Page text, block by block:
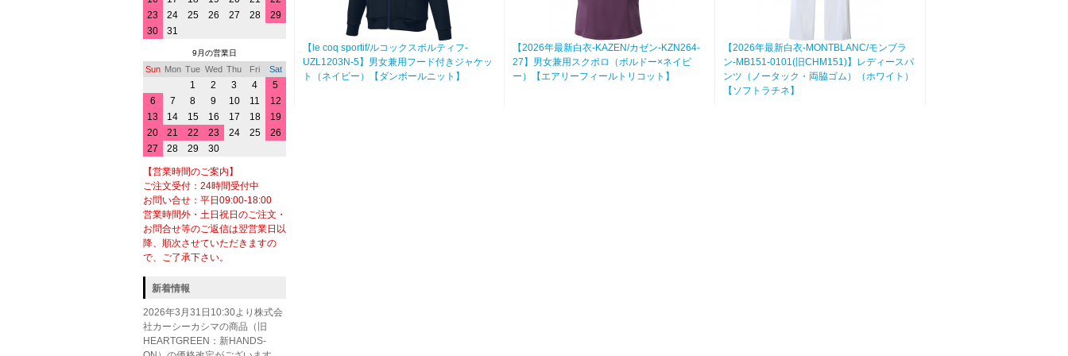
【le coq sportif/ルコックスポルティフ-
UZL1203N-5】男女兼用フード付きジャケッ
ト（ネイビー）【ダンボールニット】
【2026年最新白衣-KAZEN/カゼン-KZN264-
27】男女兼用スクポロ（ボルドー×ネイビ
ー）【エアリーフィールトリコット】
【2026年最新白衣-MONTBLANC/モンブラ
ン-MB151-0101(旧CHM151)】レディースパ
ンツ（ノータック・両脇ゴム）（ホワイト）
【ソフトラチネ】
23
24 25 26 27 28
29
30
31
9月の営業日
Sun Mon Tue Wed Thu Fri Sat
1 2 3 4
5
6
7 8 9 10 11
12
13
14 15 16 17 18
19
20
21 22 23 24 25
26
27
28 29 30
【営業時間のご案内】
ご注文受付：24時間受付中
お問い合せ：平日09:00-18:00
営業時間外・土日祝日のご注文・
お問合せ等のご返信は翌営業日以
降、順次させていただきますの
で、ご了承下さい。
新着情報
2026年3月31日10:30より株式会
社カーシーカシマの商品（旧
HEARTGREEN：新HANDS-